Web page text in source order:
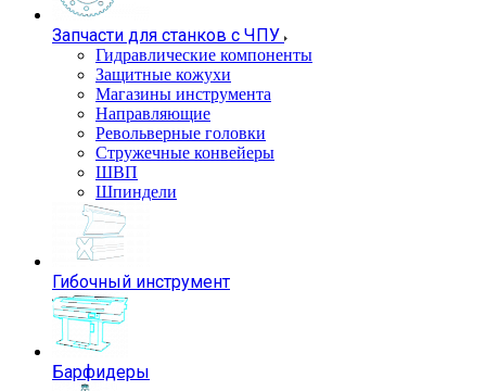
Запчасти для станков с ЧПУ
Гидравлические компоненты
Защитные кожухи
Магазины инструмента
Направляющие
Револьверные головки
Стружечные конвейеры
ШВП
Шпиндели
Гибочный инструмент
Барфидеры